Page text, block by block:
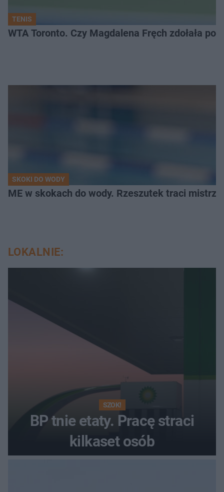
TENIS
WTA Toronto. Czy Magdalena Fręch zdołała
SKOKI DO WODY
ME w skokach do wody. Rzeszutek traci
LOKALNIE:
SZOK!
BP tnie etaty. Pracę straci
kilkaset osób